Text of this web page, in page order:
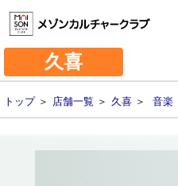
久喜
トップ＞ 店舗一覧 ＞ 久喜 ＞ 音楽